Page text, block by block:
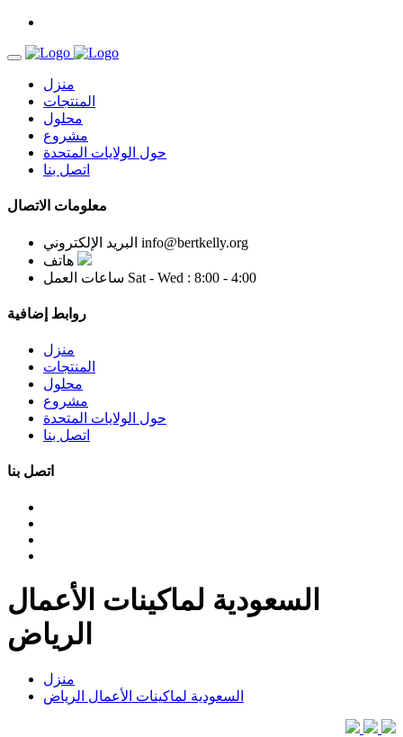
منزل
المنتجات
محلول
مشروع
حول الولايات المتحدة
اتصل بنا
معلومات الاتصال
البريد الإلكتروني info@bertkelly.org
هاتف
ساعات العمل Sat - Wed : 8:00 - 4:00
روابط إضافية
منزل
المنتجات
محلول
مشروع
حول الولايات المتحدة
اتصل بنا
اتصل بنا
السعودية لماكينات الأعمال
الرياض
منزل
السعودية لماكينات الأعمال الرياض